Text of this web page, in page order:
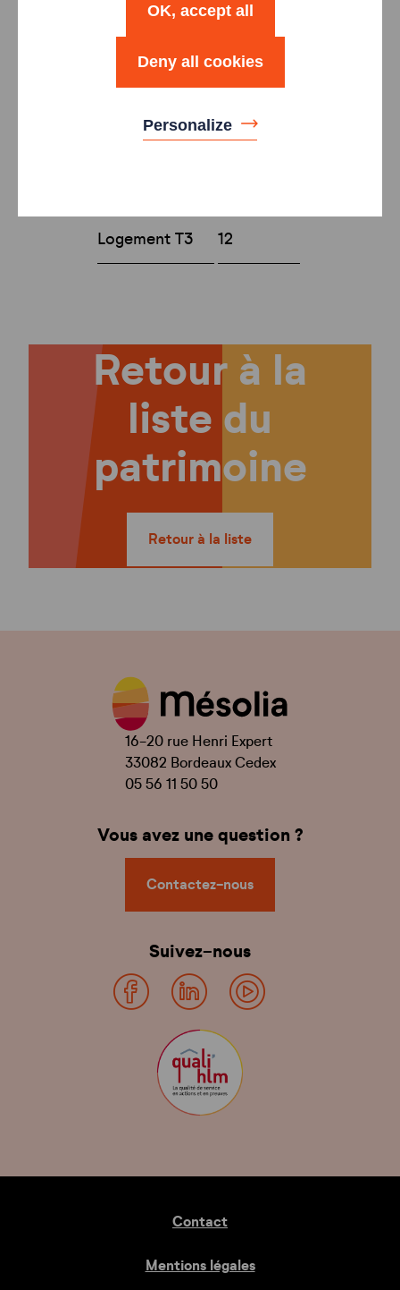
Types et
nombres de
logements
Type Nombre
Logement T3 12
Retour à la
liste du
patrimoine
Retour à la liste
16-20 rue Henri Expert
33082 Bordeaux Cedex
05 56 11 50 50
Vous avez une question ?
Contactez-nous
Suivez-nous
Contact
Mentions légales
OK, accept all
Deny all cookies
Personalize